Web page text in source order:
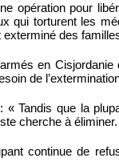
opération pour
qui torturent les
exterminé des
en
de
: « Tandis que la
cherche à
continue de